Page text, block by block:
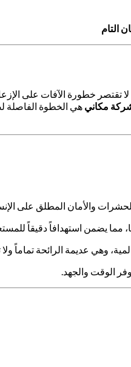
التام
تقتصر خطورة الآفات على
مكاني هي الخطوة الفاصلة
والأمان المطلق على
مما يضمن استهدافاً دقيقاً
وهي عديمة الرائحة تماماً
الوقت والجهد.